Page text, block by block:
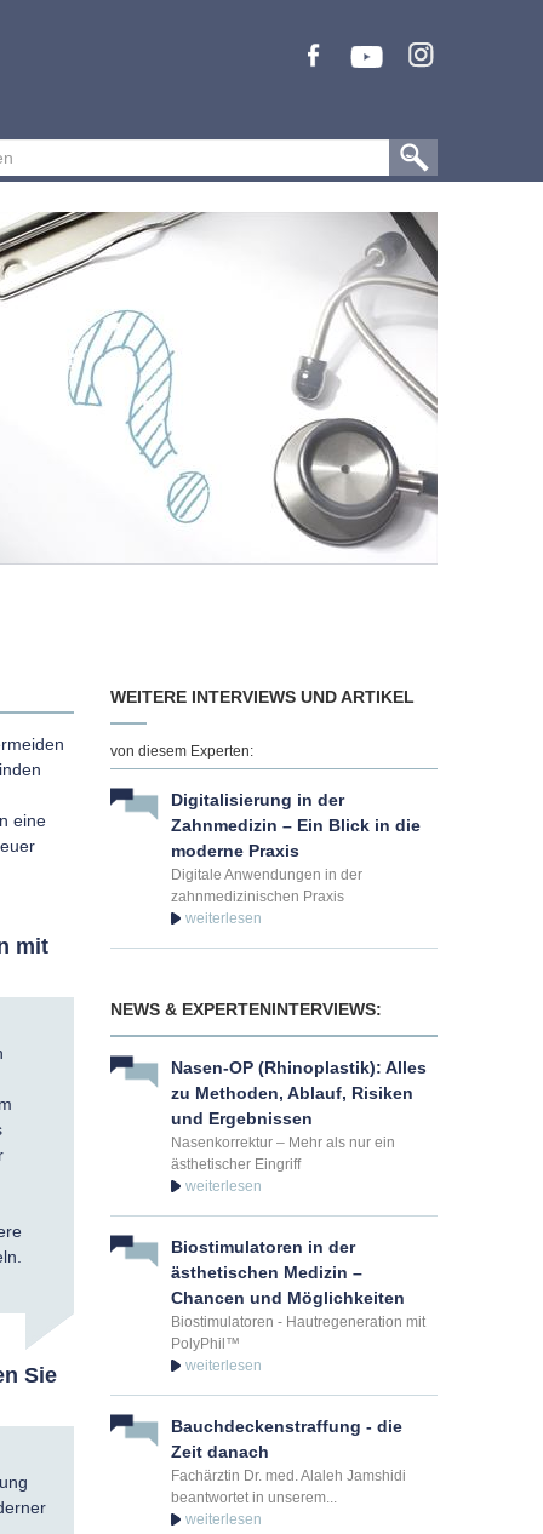
eine
mit
Sie
WEITERE INTERVIEWS UND ARTIKEL
von diesem Experten:
Digitalisierung in der
Zahnmedizin – Ein Blick in die
moderne Praxis
Digitale Anwendungen in der
zahnmedizinischen Praxis
NEWS & EXPERTENINTERVIEWS:
Nasen-OP (Rhinoplastik): Alles
zu Methoden, Ablauf, Risiken
und Ergebnissen
Nasenkorrektur – Mehr als nur ein
ästhetischer Eingriff
Biostimulatoren in der
ästhetischen Medizin –
Chancen und Möglichkeiten
Biostimulatoren - Hautregeneration mit
PolyPhil™
Bauchdeckenstraffung - die
Zeit danach
Fachärztin Dr. med. Alaleh Jamshidi
beantwortet in unserem...